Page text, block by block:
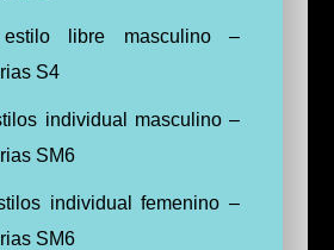
libre masculino –
S4
individual masculino –
SM6
individual femenino –
SM6